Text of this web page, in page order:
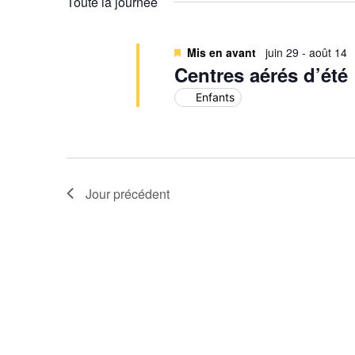
Centres aérés d’été
Mis en avant juin 29 - août 14
Enfants
Jour précédent